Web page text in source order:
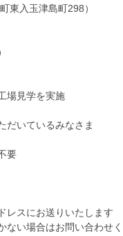
東入玉津島町298）
場見学を実施
だいているみなさま
要
レスにお送りいたします
ない場合はお問い合わせく